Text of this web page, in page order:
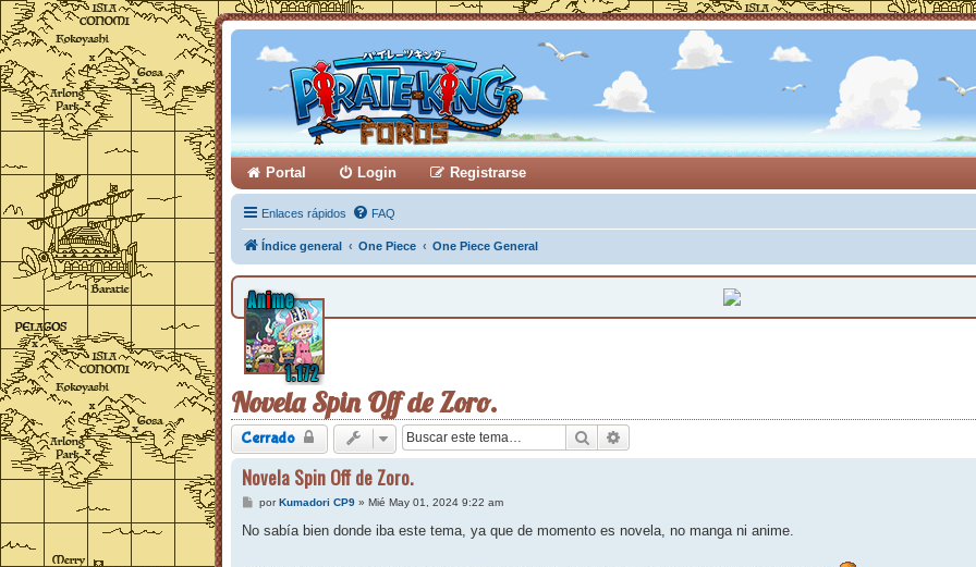
Portal Login Registrarse
Enlaces rápidos FAQ
Índice general One Piece One Piece General
Novela Spin Off de Zoro.
Cerrado Buscar
Novela Spin Off de Zoro.
M
n
porKumadori CP9» Mié May 01, 2024 9:22 am
No sabía bien donde iba este tema, ya que de momento es novela, no manga ni anime.